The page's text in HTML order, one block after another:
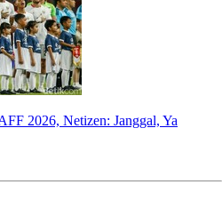
2026, Netizen: Janggal, Ya